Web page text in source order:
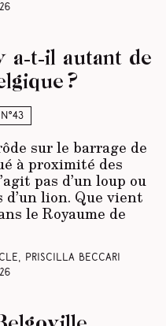
N°43
a-t-il autant de
?
sur le barrage de
à proximité des
pas d’un loup ou
d’un lion. Que vient
le Royaume de
Priscilla Beccari